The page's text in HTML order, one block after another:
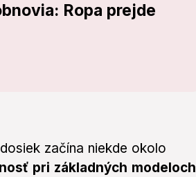
Ropa prejde
začína niekde okolo
pri základných modeloch